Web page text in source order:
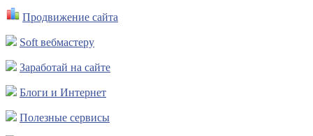
Продвижение сайта
Soft вебмастеру
Заработай на сайте
Блоги и Интернет
Полезные сервисы